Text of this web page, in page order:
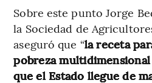
Sobre este punto Jorge
la Sociedad de
aseguró que “la receta
pobreza
que el Estado llegue de